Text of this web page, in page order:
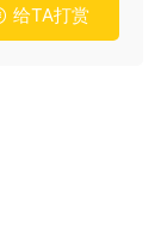
给TA打赏